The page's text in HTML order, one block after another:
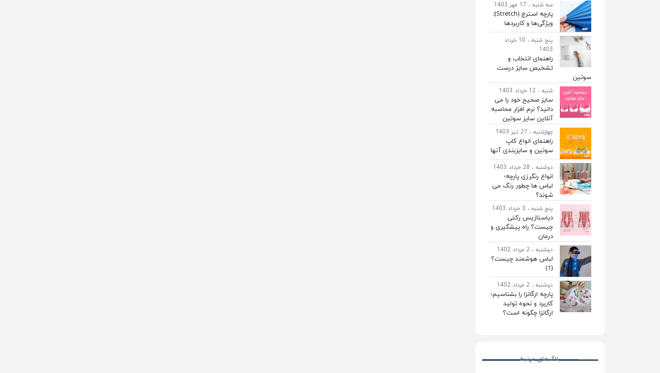
سه شنبه ، 17 مهر 1403
پارچه استرچ (Stretch):
ویژگی‌ها و کاربردها
پنج شنبه ، 10 خرداد
1403
راهنمای انتخاب و
تشخیص سایز درست
سوتین
شنبه ، 12 خرداد 1403
سایز صحیح خود را می
دانید؟ نرم افزار محاسبه
آنلاین سایز سوتین
چهارشنبه ، 27 تیر 1403
راهنمای انواع کاپ
سوتین و سایزبندی آنها
دوشنبه ، 28 خرداد 1403
انواع رنگرزی پارچه؛
لباس ها چطور رنگ می
شوند؟
پنج شنبه ، 3 خرداد 1403
دیاستازیس رکتی
چیست؟ راه پیشگیری و
درمان
دوشنبه ، 2 مرداد 1402
لباس هوشمند چیست؟
(1)
دوشنبه ، 2 مرداد 1402
پارچه ارگانزا را بشناسیم؛
کاربرد و نحوه تولید
ارگانزا چگونه است؟
بلاگ‌های مرتبط